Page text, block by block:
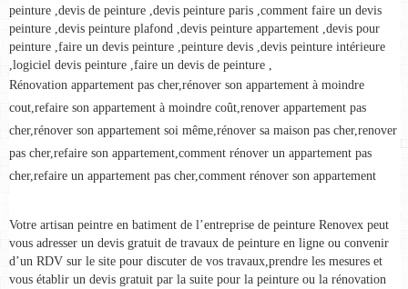
peinture ,devis de peinture ,devis peinture paris ,comment faire un devis
peinture ,devis peinture plafond ,devis peinture appartement ,devis pour
peinture ,faire un devis peinture ,peinture devis ,devis peinture intérieure
,logiciel devis peinture ,faire un devis de peinture ,
Rénovation appartement pas cher,rénover son appartement à moindre
cout,refaire son appartement à moindre coût,renover appartement pas
cher,rénover son appartement soi même,rénover sa maison pas cher,renover
pas cher,refaire son appartement,comment rénover un appartement pas
cher,refaire un appartement pas cher,comment rénover son appartement
Votre artisan peintre en batiment de l’entreprise de peinture Renovex peut
vous adresser un devis gratuit de travaux de peinture en ligne ou convenir
d’un RDV sur le site pour discuter de vos travaux,prendre les mesures et
vous établir un devis gratuit par la suite pour la peinture ou la rénovation